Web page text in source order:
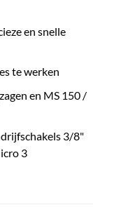
en snelle
te werken
en MS 150 /
3/8"
3